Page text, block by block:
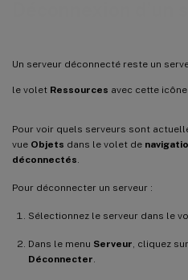
Un serveur déconnecté reste un
le volet Ressources avec cette icône
Pour voir quels serveurs sont
vue Objets dans le volet de
déconnectés
Pour déconnecter un serveur :
Sélectionnez le serveur dans le
Dans le menu Serveur , cliquez sur
Déconnecter